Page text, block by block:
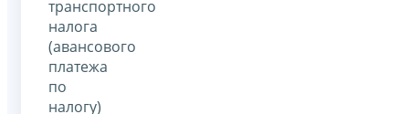
транспортного
налога
(авансового
платежа
по
налогу)